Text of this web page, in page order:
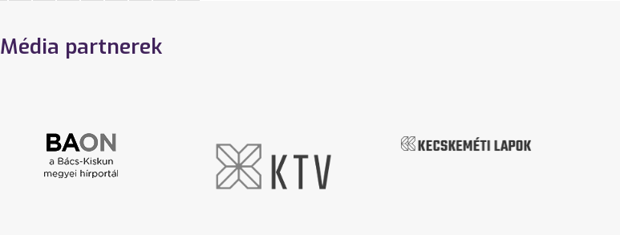
Média partnerek